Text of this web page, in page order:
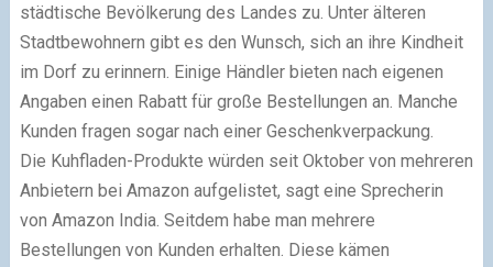
städtische Bevölkerung des Landes zu. Unter älteren
Stadtbewohnern gibt es den Wunsch, sich an ihre Kindheit
im Dorf zu erinnern. Einige Händler bieten nach eigenen
Angaben einen Rabatt für große Bestellungen an. Manche
Kunden fragen sogar nach einer Geschenkverpackung.
Die Kuhfladen-Produkte würden seit Oktober von mehreren
Anbietern bei Amazon aufgelistet, sagt eine Sprecherin
von Amazon India. Seitdem habe man mehrere
Bestellungen von Kunden erhalten. Diese kämen